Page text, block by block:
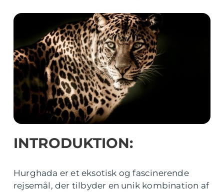
INTRODUKTION:
Hurghada er et eksotisk og fascinerende
rejsemål, der tilbyder en unik kombination af